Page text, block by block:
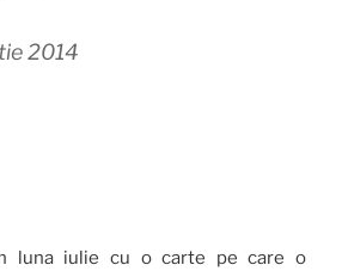
2014
luna iulie cu o carte pe care o